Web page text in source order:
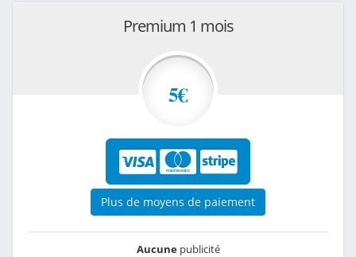
Premium 1 mois
5€
Plus de moyens de paiement
Aucunepublicité